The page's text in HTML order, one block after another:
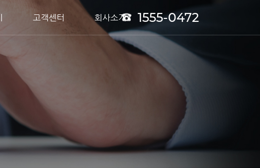
고객센터 회사소개 1555-0472